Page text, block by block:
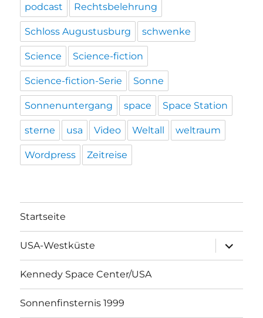
podcast Rechtsbelehrung
Schloss Augustusburg schwenke
Science Science-fiction
Science-fiction-Serie Sonne
Sonnenuntergang space Space Station
sterne usa Video Weltall weltraum
Wordpress Zeitreise
Startseite
USA-Westküste
öffnen
Kennedy Space Center/USA
Sonnenfinsternis 1999